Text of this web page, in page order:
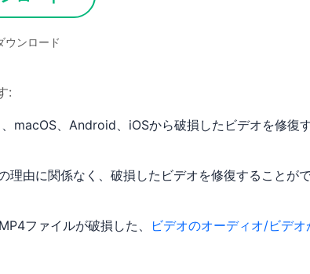
ウンロード
:
macOS、Android、iOSから破損したビデオを修復
理由に関係なく、破損したビデオを修復することが
ファイルが破損した、
ビデオのオーディオ/ビデオ